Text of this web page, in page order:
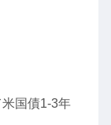
国債1-3年